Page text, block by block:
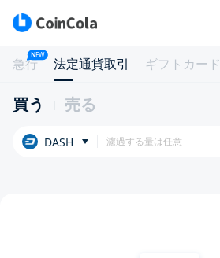
急行
NEW
法定通貨取引 ギフトカード
買う 売る
DASH